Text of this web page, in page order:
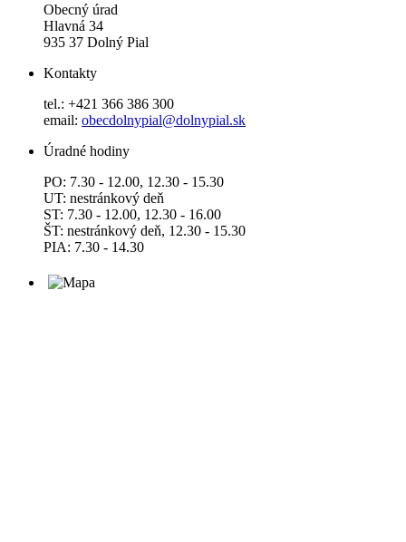
Obecný úrad
Hlavná 34
935 37 Dolný Pial
Kontakty
tel.: +421 366 386 300
email: obecdolnypial@dolnypial.sk
Úradné hodiny
PO: 7.30 - 12.00, 12.30 - 15.30
UT: nestránkový deň
ST: 7.30 - 12.00, 12.30 - 16.00
ŠT: nestránkový deň, 12.30 - 15.30
PIA: 7.30 - 14.30